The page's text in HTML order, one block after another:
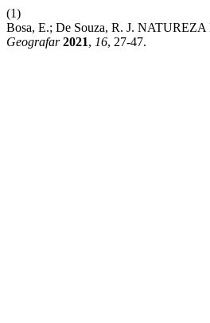
(1)
Bosa, E.; De Souza, R. J.
Geografar 2021, 16, 27-47.